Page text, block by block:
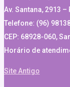
Av. Santana, 2913
Telefone: (96)
CEP: 68928-060,
Horário de
Site Antigo